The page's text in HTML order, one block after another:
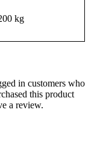
kg
in customers who
this product
a review.